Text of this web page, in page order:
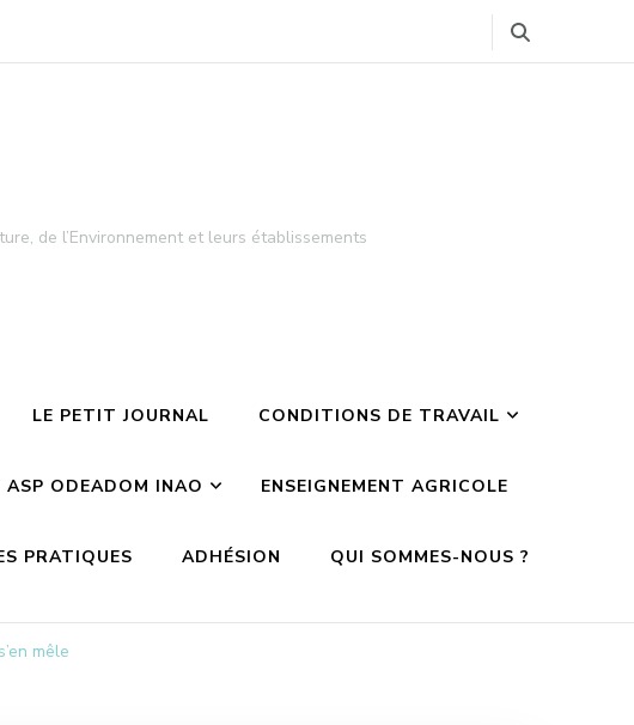
de l’Environnement et leurs établissements
LE PETIT JOURNAL CONDITIONS DE TRAVAIL
ASP ODEADOM INAO ENSEIGNEMENT AGRICOLE
PRATIQUES ADHÉSION QUI SOMMES-NOUS ?
mêle